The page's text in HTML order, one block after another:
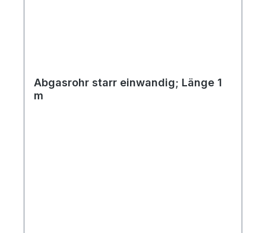
Abgasrohr starr einwandig; Länge 1
m